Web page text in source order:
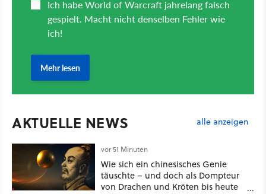
AKTUELLE NEWS alle anzeigen
vor 51 Minuten
Wie sich ein chinesisches Genie
täuschte – und doch als Dompteur
von Drachen und Kröten bis heute